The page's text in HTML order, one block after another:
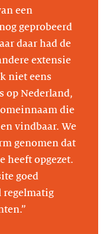
een
geprobeerd
daar had de
extensie
niet eens
op Nederland,
die
vindbaar. We
genomen dat
heeft opgezet.
goed
regelmatig